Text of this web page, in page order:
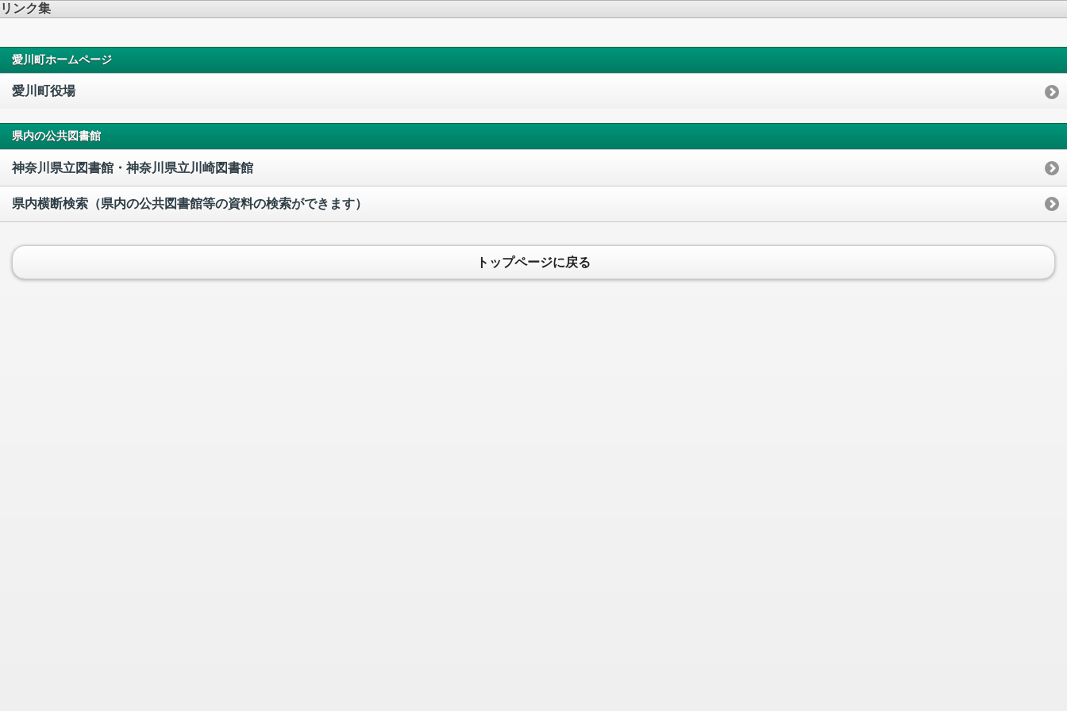
リンク集
愛川町ホームページ
愛川町役場
県内の公共図書館
神奈川県立図書館・神奈川県立川崎図書館
県内横断検索（県内の公共図書館等の資料の検索ができます）
トップページに戻る